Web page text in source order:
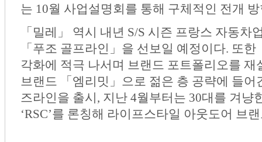
는 10월 사업설명회를 통해 구체적인 전개
「밀레」 역시 내년 S/S 시즌 프랑스 자동
「푸조 골프라인」을 선보일 예정이다. 또
각화에 적극 나서며 브랜드 포트폴리오를
브랜드 「엠리밋」으로 젊은 층 공략에 들
즈라인을 출시, 지난 4월부터는 30대를 겨냥
‘RSC’를 론칭해 라이프스타일 아웃도어 브